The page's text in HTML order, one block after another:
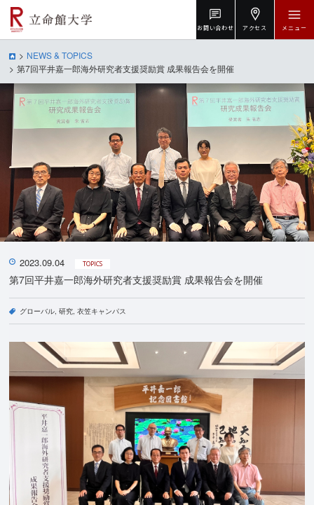
お問い合わせ アクセス メニュー
NEWS & TOPICS
第7回平井嘉一郎海外研究者支援奨励賞 成果報告会を開催
2023.09.04 TOPICS
第7回平井嘉一郎海外研究者支援奨励賞 成果報告会を開催
グローバル 研究 衣笠キャンパス